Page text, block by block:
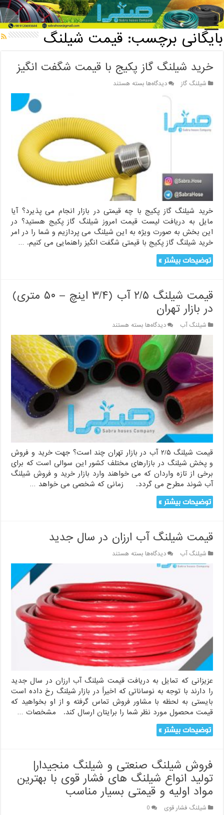
خانه / بایگانی برچسب: قیمت شیلنگ
بایگانی برچسب:قیمت شیلنگ
خرید شیلنگ گاز پکیج با قیمت شگفت انگیز
شیلنگ گاز دیدگاه‌هابرای
شگفت
انگیز
بسته هستند
خرید شیلنگ گاز پکیج با چه قیمتی در بازار انجام می پذیرد؟ آیا
مایل به دریافت لیست قیمت امروز شیلنگ گاز پکیج هستید؟ در
این بخش به صورت ویژه به این شیلنگ می پردازیم و شما را در امر
خرید شیلنگ گاز پکیج با قیمتی شگفت انگیز راهنمایی می کنیم. …
توضیحات بیشتر »
قیمت شیلنگ ۲/۵ آب (۳/۴ اینچ – ۵۰ متری)
در بازار تهران
شیلنگ آب دیدگاه‌هابرای
قیمت
شیلنگ
۲/۵
آب
(۳/۴
اینچ
–
۵۰
متری)
در
بازار
تهران
بسته هستند
قیمت شیلنگ ۲/۵ آب در بازار تهران چند است؟ جهت خرید و فروش
و پخش شیلنگ در بازارهای مختلف کشور این سوالی است که برای
برخی از تازه واردان که می خواهند وارد بازار خرید و فروش شیلنگ
آب شوند مطرح می گردد. زمانی که شخصی می خواهد …
توضیحات بیشتر »
قیمت شیلنگ آب ارزان در سال جدید
شیلنگ آب دیدگاه‌هابرای
آب
ارزان
در
سال
جدید
بسته هستند
عزیزانی که تمایل به دریافت قیمت شیلنگ آب ارزان در سال جدید
را دارند با توجه به نوساناتی که اخیراً در بازار شیلنگ رخ داده است
بایستی به لحظه با مشاور فروش تماس گرفته و از او بخواهید که
قیمت محصول مورد نظر شما را برایتان ارسال کند. مشخصات …
توضیحات بیشتر »
فروش شیلنگ صنعتی و شیلنگ منجیدار|
تولید انواع شیلنگ های فشار قوی با بهترین
مواد اولیه و قیمتی بسیار مناسب
شیلنگ فشار قوی 0